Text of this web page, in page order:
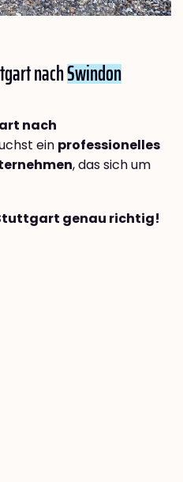
nachSwindon
nach
ein professionelles
, das sich um
genau richtig!